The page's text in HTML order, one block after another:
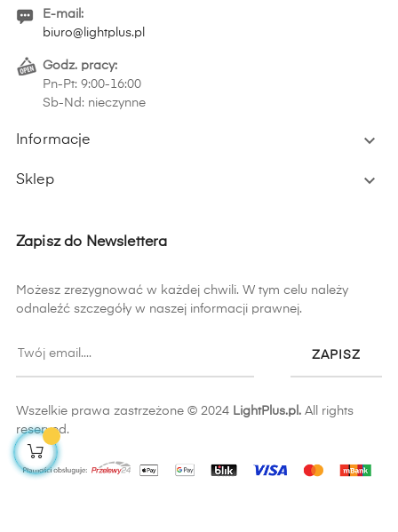
E-mail:
biuro@lightplus.pl
Godz. pracy:
Pn-Pt: 9:00-16:00
Sb-Nd: nieczynne
Informacje 
Sklep 
Zapisz do Newslettera
Możesz zrezygnować w każdej chwili. W tym celu należy
odnaleźć szczegóły w naszej informacji prawnej.
ZAPISZ
Wszelkie prawa zastrzeżone © 2024 LightPlus.pl. All rights
reserved.